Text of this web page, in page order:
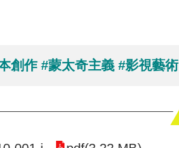
創作 #蒙太奇主義 #影視藝術